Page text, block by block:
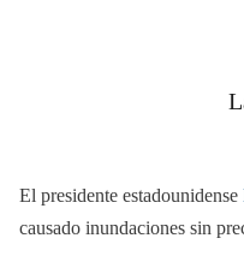
El presidente estadounidense
causado inundaciones sin